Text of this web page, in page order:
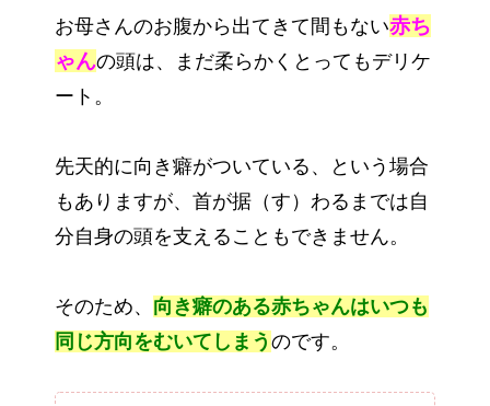
お母さんのお腹から出てきて間もない赤ち
ゃんの頭は、まだ柔らかくとってもデリケ
ート。
先天的に向き癖がついている、という場合
もありますが、首が据（す）わるまでは自
分自身の頭を支えることもできません。
そのため、 向き癖のある赤ちゃんはいつも
同じ方向をむいてしまう のです。